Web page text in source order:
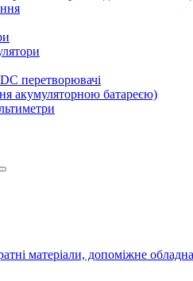
перетворювачі
акумуляторною батареєю)
матеріали, допоміжне